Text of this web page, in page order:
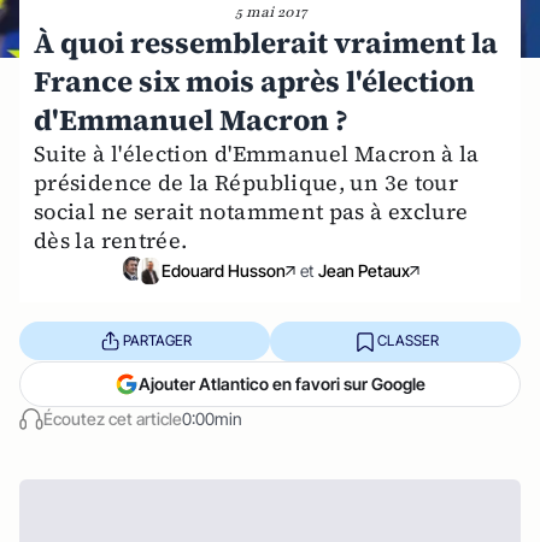
5 mai 2017
À quoi ressemblerait vraiment la
France six mois après l'élection
d'Emmanuel Macron ?
Suite à l'élection d'Emmanuel Macron à la
présidence de la République, un 3e tour
social ne serait notamment pas à exclure
dès la rentrée.
Edouard Husson et Jean Petaux
Écoutez cet article0:00min
PARTAGER CLASSER
Ajouter Atlantico en favori sur Google